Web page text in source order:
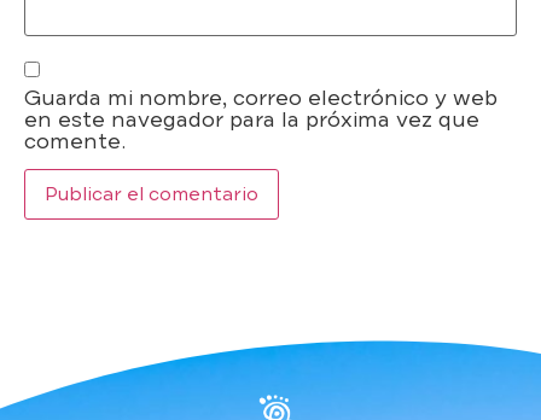
Guarda mi nombre, correo electrónico y web
en este navegador para la próxima vez que
comente.